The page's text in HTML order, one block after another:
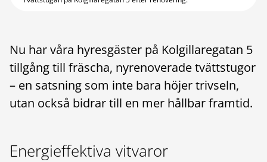
Nu har våra hyresgäster på Kolgillaregatan 5
tillgång till fräscha, nyrenoverade tvättstugor
– en satsning som inte bara höjer trivseln,
utan också bidrar till en mer hållbar framtid.
Energieffektiva vitvaror